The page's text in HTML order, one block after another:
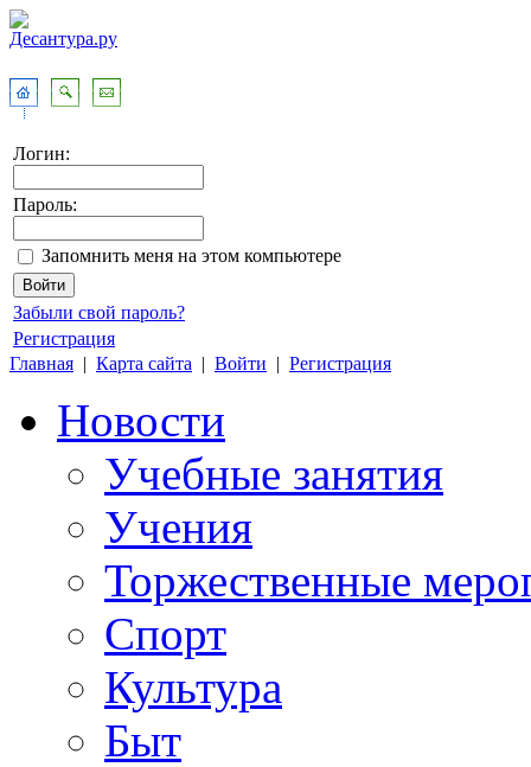
Логин:
Пароль:
Запомнить меня на этом компьютере
Забыли свой пароль?
Регистрация
Главная | Карта сайта | Войти | Регистрация
Новости
Учебные занятия
Учения
Торжественные
Спорт
Культура
Быт